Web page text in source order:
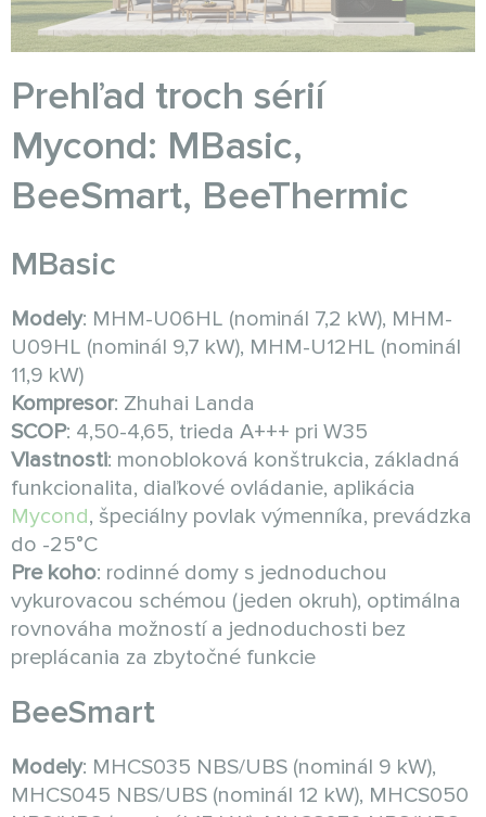
Prehľad troch sérií
Mycond: MBasic,
BeeSmart, BeeThermic
MBasic
Modely: MHM-U06HL (nominál 7,2 kW), MHM-
U09HL (nominál 9,7 kW), MHM-U12HL (nominál
11,9 kW)
Kompresor: Zhuhai Landa
SCOP: 4,50-4,65, trieda A+++ pri W35
Vlastnosti: monobloková konštrukcia, základná
funkcionalita, diaľkové ovládanie, aplikácia
Mycond, špeciálny povlak výmenníka, prevádzka
do -25°C
Pre koho: rodinné domy s jednoduchou
vykurovacou schémou (jeden okruh), optimálna
rovnováha možností a jednoduchosti bez
preplácania za zbytočné funkcie
BeeSmart
Modely: MHCS035 NBS/UBS (nominál 9 kW),
MHCS045 NBS/UBS (nominál 12 kW), MHCS050